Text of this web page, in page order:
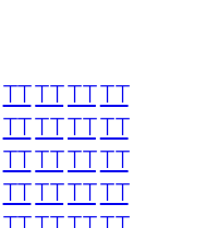
TTTTTTTT
TTTTTTTT
TTTTTTTT
TTTTTTTT